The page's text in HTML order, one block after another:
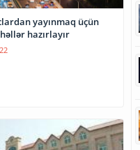
üçün
rəqəmsal həllər hazırlayır